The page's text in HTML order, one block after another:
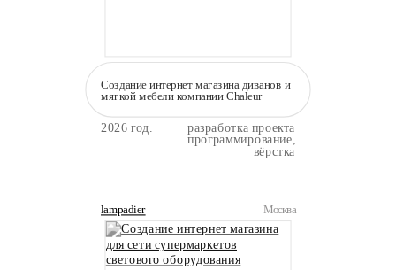
Создание интернет магазина диванов и
мягкой мебели компании Сhaleur
2026 год.
разработка проекта
программирование,
вёрстка
lampadier Москва